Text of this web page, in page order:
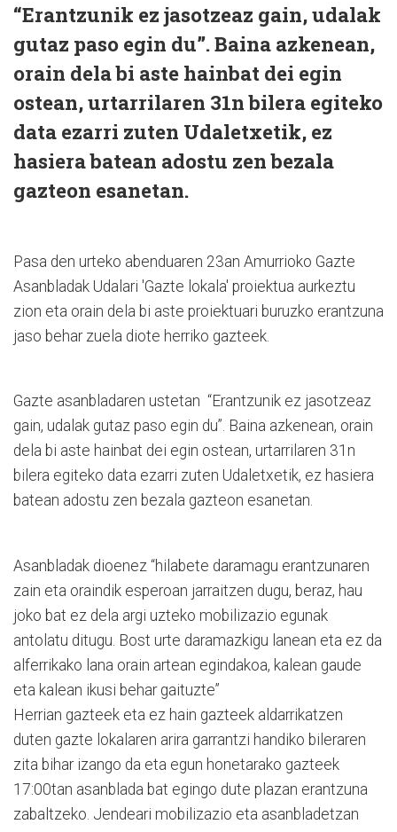
“Erantzunik ez jasotzeaz gain, udalak
gutaz paso egin du”. Baina azkenean,
orain dela bi aste hainbat dei egin
ostean, urtarrilaren 31n bilera egiteko
data ezarri zuten Udaletxetik, ez
hasiera batean adostu zen bezala
gazteon esanetan.
Pasa den urteko abenduaren 23an Amurrioko Gazte
Asanbladak Udalari 'Gazte lokala' proiektua aurkeztu
zion eta orain dela bi aste proiektuari buruzko erantzuna
jaso behar zuela diote herriko gazteek.
Gazte asanbladaren ustetan “Erantzunik ez jasotzeaz
gain, udalak gutaz paso egin du”. Baina azkenean, orain
dela bi aste hainbat dei egin ostean, urtarrilaren 31n
bilera egiteko data ezarri zuten Udaletxetik, ez hasiera
batean adostu zen bezala gazteon esanetan.
Asanbladak dioenez “hilabete daramagu erantzunaren
zain eta oraindik esperoan jarraitzen dugu, beraz, hau
joko bat ez dela argi uzteko mobilizazio egunak
antolatu ditugu. Bost urte daramazkigu lanean eta ez da
alferrikako lana orain artean egindakoa, kalean gaude
eta kalean ikusi behar gaituzte”
Herrian gazteek eta ez hain gazteek aldarrikatzen
duten gazte lokalaren arira garrantzi handiko bileraren
zita bihar izango da eta egun honetarako gazteek
17:00tan asanblada bat egingo dute plazan erantzuna
zabaltzeko. Jendeari mobilizazio eta asanbladetzan